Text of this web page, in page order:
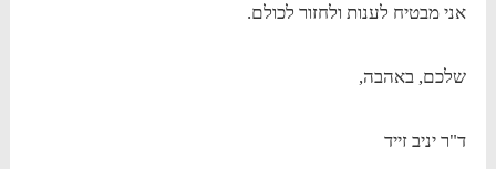
אני מבטיח לענות ולחזור לכולם.
שלכם, באהבה,
ד"ר יניב זייד